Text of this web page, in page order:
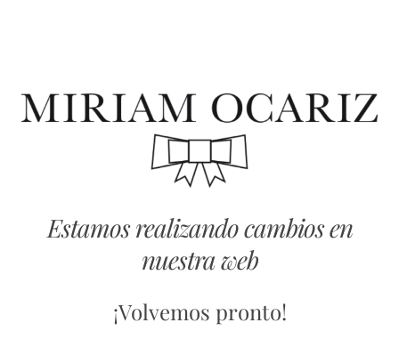
Estamos realizando cambios en
nuestra web
¡Volvemos pronto!